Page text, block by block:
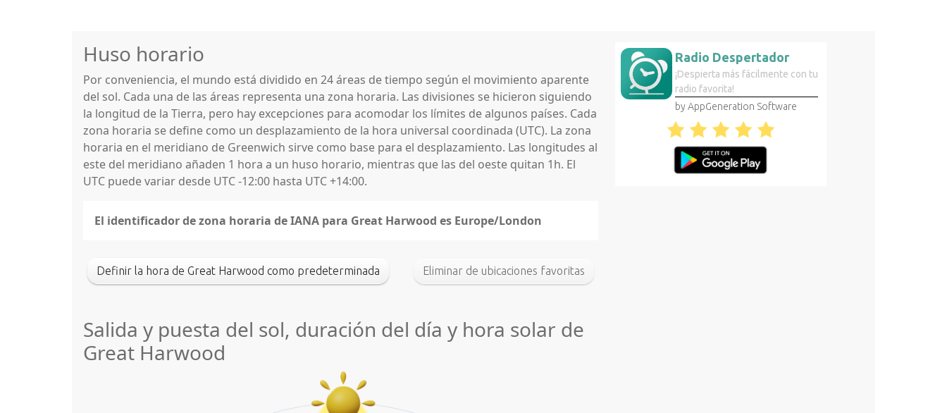
Huso horario
Por conveniencia, el mundo está dividido en 24 áreas de tiempo según el movimiento aparente
del sol. Cada una de las áreas representa una zona horaria. Las divisiones se hicieron siguiendo
la longitud de la Tierra, pero hay excepciones para acomodar los límites de algunos países. Cada
zona horaria se define como un desplazamiento de la hora universal coordinada (UTC). La zona
horaria en el meridiano de Greenwich sirve como base para el desplazamiento. Las longitudes al
este del meridiano añaden 1 hora a un huso horario, mientras que las del oeste quitan 1h. El
UTC puede variar desde UTC -12:00 hasta UTC +14:00.
El identificador de zona horaria de IANA para Great Harwood es Europe/London
Definir la hora de Great Harwood como predeterminada Eliminar de ubicaciones favoritas
Salida y puesta del sol, duración del día y hora solar de
Great Harwood
Radio Despertador
¡Despierta más fácilmente con tu
radio favorita!
by AppGeneration Software